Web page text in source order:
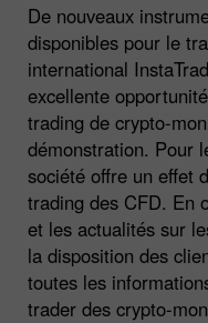
De nouveaux
disponibles pour le
international
excellente
trading de crypto-
démonstration. Pour
société offre un effet
trading des CFD. En
et les actualités sur
la disposition des
toutes les
trader des crypto-